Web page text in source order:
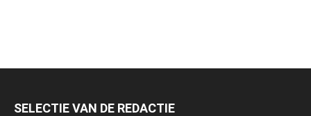
SELECTIE VAN DE REDACTIE